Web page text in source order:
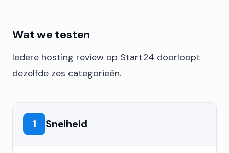
Wat we testen
Iedere hosting review op Start24 doorloopt
dezelfde zes categorieën.
1 Snelheid